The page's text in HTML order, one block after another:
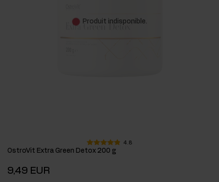
Produit indisponible.
4.8
OstroVit Extra Green Detox 200 g
9,49 EUR